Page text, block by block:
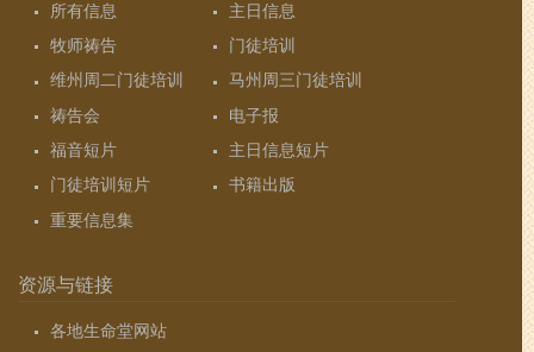
所有信息
主日信息
牧师祷告
门徒培训
维州周二门徒培训
马州周三门徒培训
祷告会
电子报
福音短片
主日信息短片
门徒培训短片
书籍出版
重要信息集
资源与链接
各地生命堂网站